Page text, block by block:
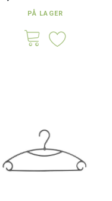
PÅ LAGER